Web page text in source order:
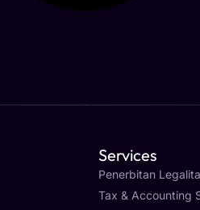
Services
Penerbitan
Tax & Accounting